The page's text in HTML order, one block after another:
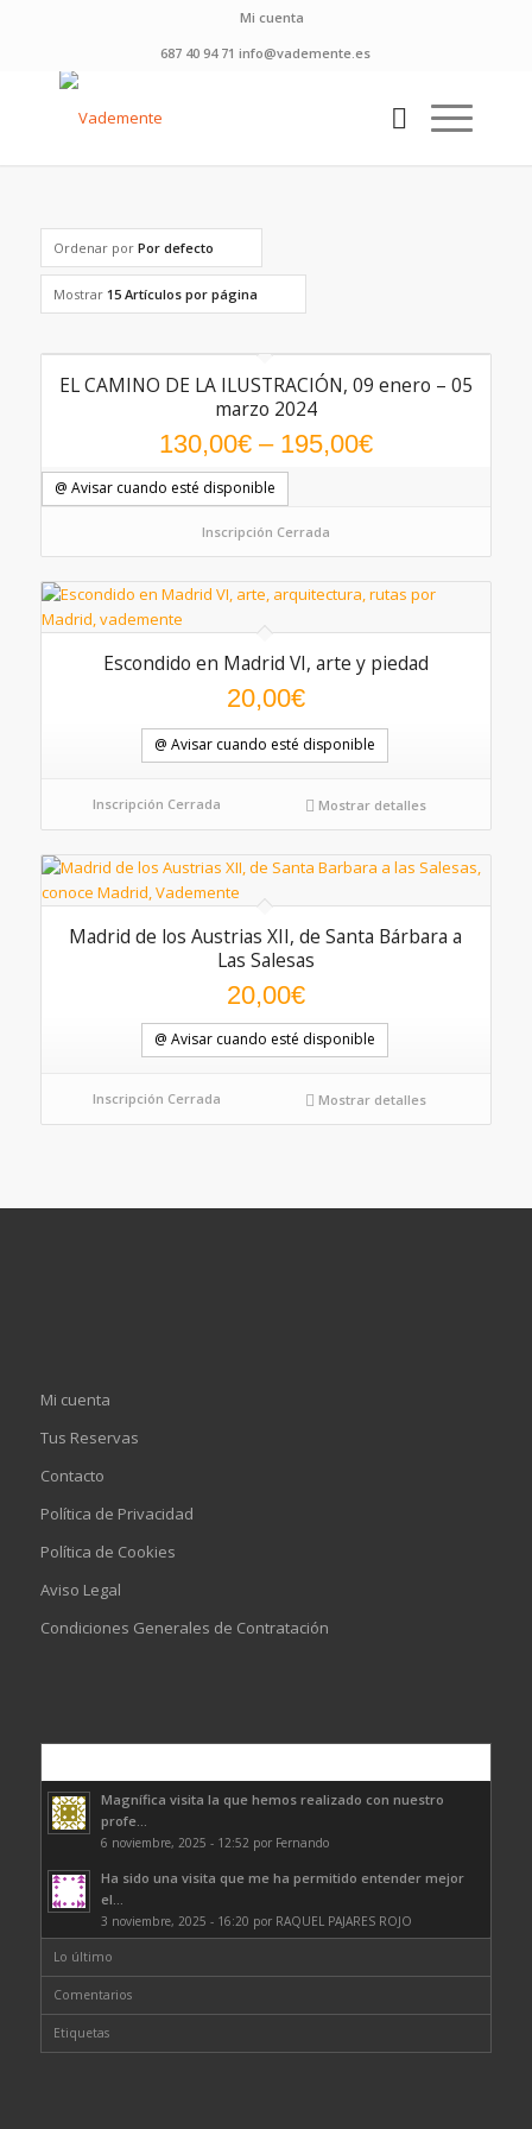
Mi cuenta
687 40 94 71 info@vademente.es
Ordenar por Por defecto
Mostrar 15 Artículos por página
EL CAMINO DE LA ILUSTRACIÓN, 09 enero – 05
marzo 2024
130,00€– 195,00€
@ Avisar cuando esté disponible
Inscripción Cerrada
Escondido en Madrid VI, arte y piedad
20,00€
@ Avisar cuando esté disponible
Inscripción Cerrada Mostrar detalles
Madrid de los Austrias XII, de Santa Bárbara a
Las Salesas
20,00€
@ Avisar cuando esté disponible
Inscripción Cerrada Mostrar detalles
Mi cuenta
Tus Reservas
Contacto
Política de Privacidad
Política de Cookies
Aviso Legal
Condiciones Generales de Contratación
Magnífica visita la que hemos realizado con nuestro
profe...
6 noviembre, 2025 - 12:52 por Fernando
Ha sido una visita que me ha permitido entender mejor
el...
3 noviembre, 2025 - 16:20 por RAQUEL PAJARES ROJO
Lo último
Comentarios
Etiquetas